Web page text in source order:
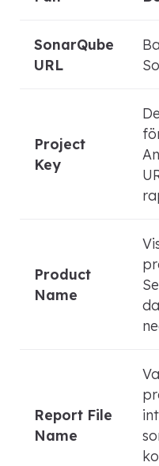
SonarQube
URL
Project
Key
Product
Name
Report File
Name